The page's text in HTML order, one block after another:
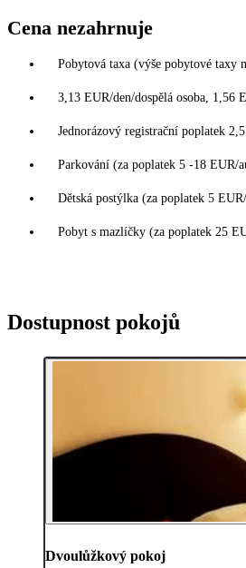
Cena nezahrnuje
Pobytová taxa (výše pobytové taxy
3,13 EUR/den/dospělá osoba, 1,56
Jednorázový registrační poplatek
Parkování (za poplatek 5 -18 EUR/
Dětská postýlka (za poplatek 5
Pobyt s mazlíčky (za poplatek 25
Dostupnost pokojů
Dvoulůžkový pokoj